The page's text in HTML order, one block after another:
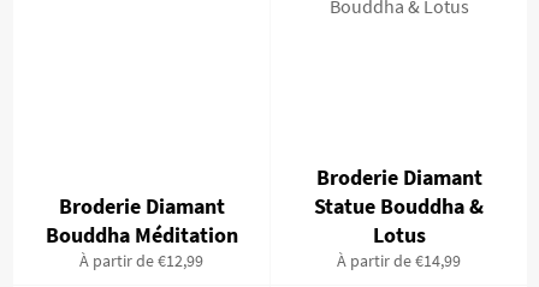
Broderie Diamant
Bouddha Méditation
À partir de €12,99
Broderie Diamant
Statue Bouddha &
Lotus
À partir de €14,99